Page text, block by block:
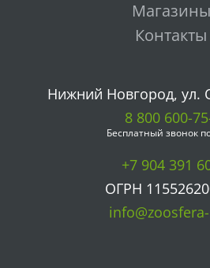
Магазины
Контакты
Нижний Новгород, ул.
8 800 600-
Бесплатный звонок
+7 904 391
ОГРН